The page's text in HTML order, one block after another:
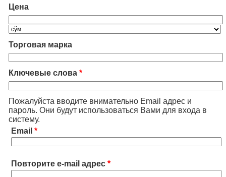
Цена
Торговая марка
Ключевые слова *
Пожалуйста вводите внимательно Email адрес и
пароль. Они будут использоваться Вами для входа в
систему.
Email *
Повторите e-mail адрес *